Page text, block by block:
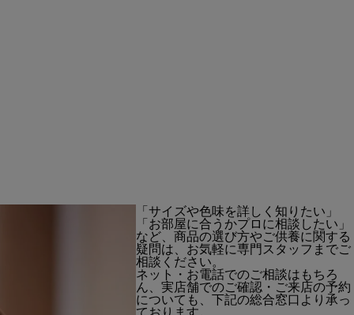
「サイズや色味を詳しく知りたい」
「お部屋に合うかプロに相談したい」
など、商品の選び方やご供養に関する
疑問は、お気軽に専門スタッフまでご
相談ください。
ネット・お電話でのご相談はもちろ
ん、実店舗でのご確認・ご来店の予約
についても、下記の総合窓口より承っ
ております。